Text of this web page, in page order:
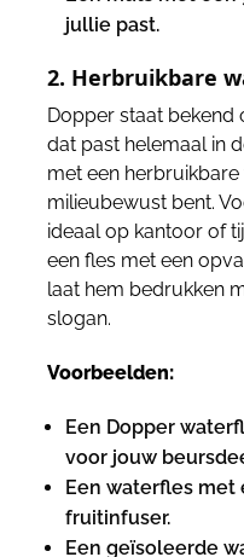
jullie past.
2. Herbruikbare
Dopper staat bekend
dat past helemaal in
met een
milieubewust bent.
ideaal op kantoor of
een fles met een
laat hem bedrukken
slogan.
Voorbeelden:
Een Dopper
voor jouw
Een waterfles
fruitinfuser.
Een geïsoleerde